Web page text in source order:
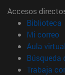
Accesos
Biblioteca
Mi correo
Aula
Búsqueda
Trabaja